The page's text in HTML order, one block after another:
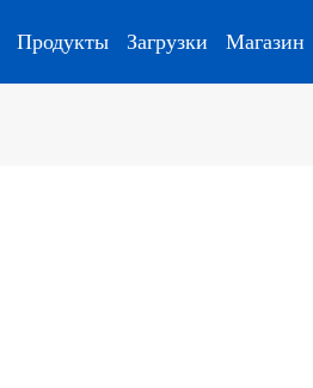
Продукты Загрузки Магазин